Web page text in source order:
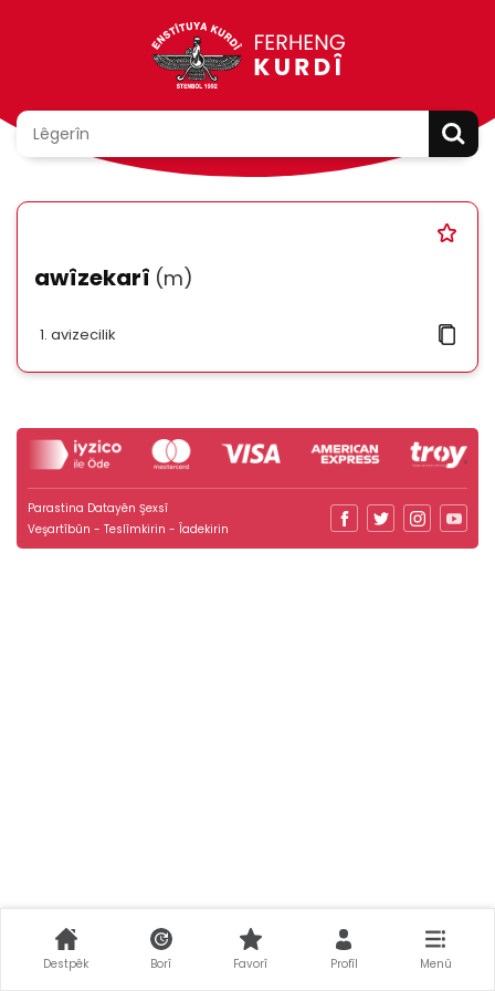
awîzekarî (m)
avizecilik
Parastina Datayên Şexsî
Veşartîbûn - Teslîmkirin - Îadekirin
Destpêk Borî Favorî Profîl Menû